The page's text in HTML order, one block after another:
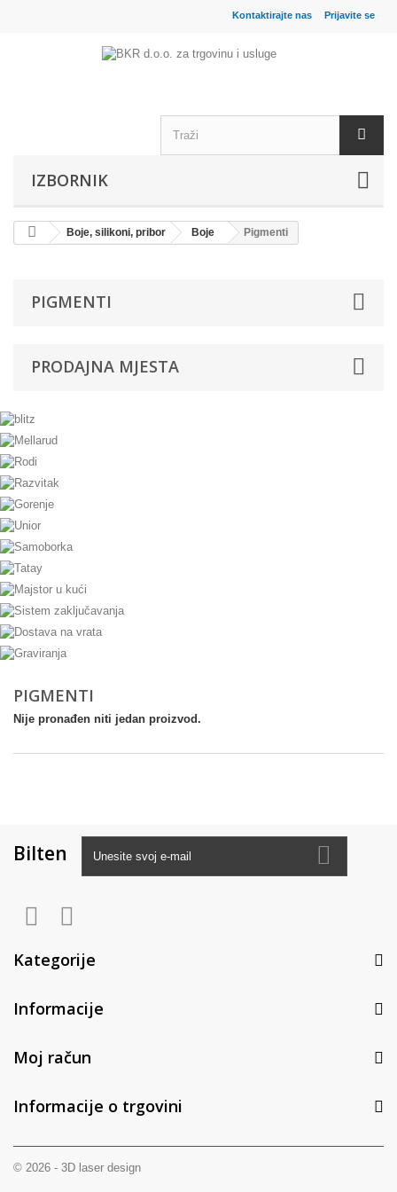
Prijavite se
Kontaktirajte nas
IZBORNIK
Boje, silikoni, pribor Boje Pigmenti
PIGMENTI
PRODAJNA MJESTA
PIGMENTI
Nije pronađen niti jedan proizvod.
Bilten
Kategorije
Informacije
© 2026 - 3D laser design
Moj račun
Informacije o trgovini